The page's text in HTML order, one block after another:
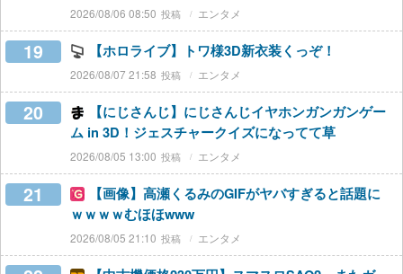
2026/08/06 08:50 エンタメ
19 【ホロライブ】トワ様3D新衣装くっぞ！
2026/08/07 21:58 エンタメ
20
【にじさんじ】にじさんじイヤホンガンガンゲー
ム in 3D！ジェスチャークイズになってて草
2026/08/05 13:00 エンタメ
21
【画像】高瀬くるみのGIFがヤバすぎると話題に
ｗｗｗｗむほほwww
2026/08/05 21:10 エンタメ